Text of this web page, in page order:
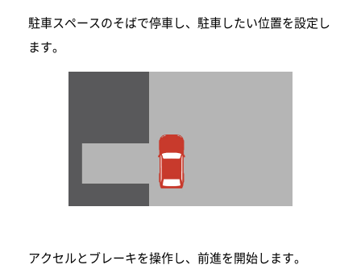
駐車スペースのそばで停車し、駐車したい位置を設定し
ます。
アクセルとブレーキを操作し、前進を開始します。